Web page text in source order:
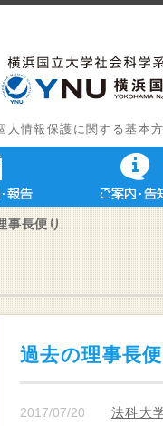
人情報保護に関する基本
事長便り
過去の理事長
2017/07/20 法科大